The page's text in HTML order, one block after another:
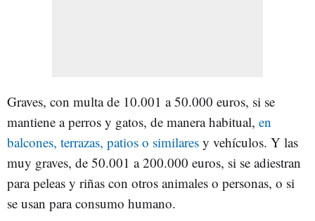
Graves, con multa de 10.001 a 50.000 euros, si se
mantiene a perros y gatos, de manera habitual, en
balcones, terrazas, patios o similares y vehículos. Y las
muy graves, de 50.001 a 200.000 euros, si se adiestran
para peleas y riñas con otros animales o personas, o si
se usan para consumo humano.